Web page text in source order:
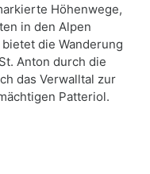
Höhenwege,
in den Alpen
die Wanderung
Anton durch die
das Verwalltal zur
Patteriol.